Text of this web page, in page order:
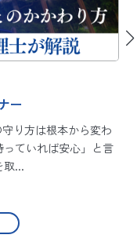
ー
り方は根本から変わ
ていれば安心」と言
取...